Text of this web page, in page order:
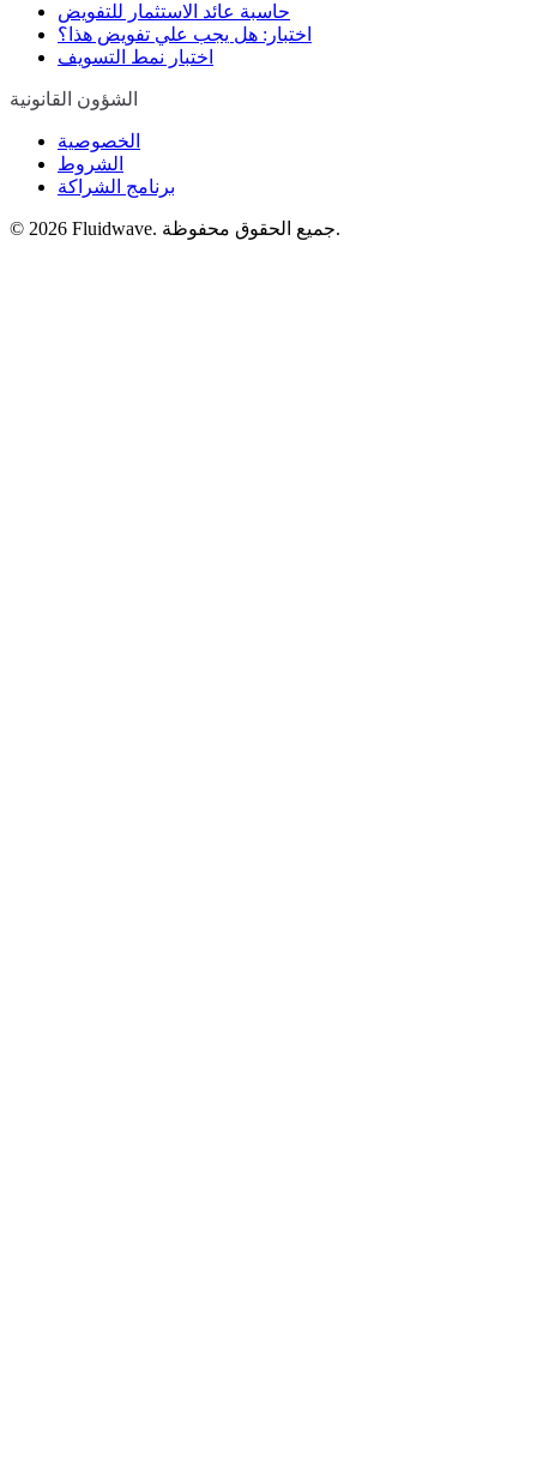
حاسبة عائد الاستثمار للتفويض
اختبار: هل يجب علي تفويض هذا؟
اختبار نمط التسويف
الشؤون القانونية
الخصوصية
الشروط
برنامج الشراكة
© 2026 Fluidwave. جميع الحقوق محفوظة.